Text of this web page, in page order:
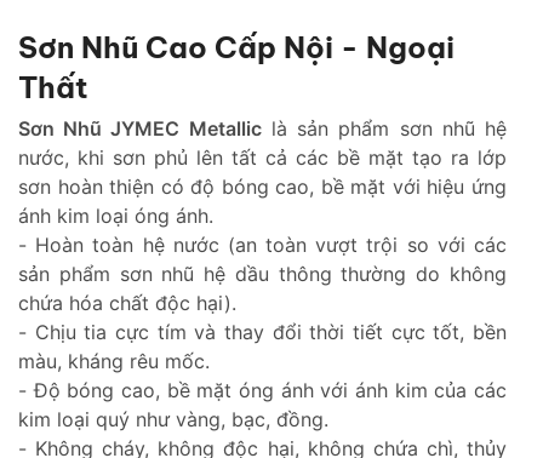
Sơn Nhũ Cao Cấp Nội - Ngoại
Thất
Sơn Nhũ JYMEC Metalliclà sản phẩm sơn nhũ hệ
nước, khi sơn phủ lên tất cả các bề mặt tạo ra lớp
sơn hoàn thiện có độ bóng cao, bề mặt với hiệu ứng
ánh kim loại óng ánh.
- Hoàn toàn hệ nước (an toàn vượt trội so với các
sản phẩm sơn nhũ hệ dầu thông thường do không
chứa hóa chất độc hại).
- Chịu tia cực tím và thay đổi thời tiết cực tốt, bền
màu, kháng rêu mốc.
- Độ bóng cao, bề mặt óng ánh với ánh kim của các
kim loại quý như vàng, bạc, đồng.
- Không cháy, không độc hại, không chứa chì, thủy